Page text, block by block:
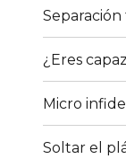
¿Eres
Micro
Soltar el